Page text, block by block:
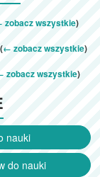
zobacz wszystkie)
← zobacz wszystkie)
zobacz wszystkie)
nauki
do nauki